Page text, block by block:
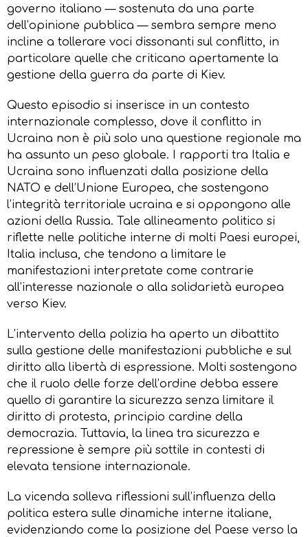
governo italiano — sostenuta da una parte
dell’opinione pubblica — sembra sempre meno
incline a tollerare voci dissonanti sul conflitto, in
particolare quelle che criticano apertamente la
gestione della guerra da parte di Kiev.
Questo episodio si inserisce in un contesto
internazionale complesso, dove il conflitto in
Ucraina non è più solo una questione regionale ma
ha assunto un peso globale. I rapporti tra Italia e
Ucraina sono influenzati dalla posizione della
NATO e dell’Unione Europea, che sostengono
l’integrità territoriale ucraina e si oppongono alle
azioni della Russia. Tale allineamento politico si
riflette nelle politiche interne di molti Paesi europei,
Italia inclusa, che tendono a limitare le
manifestazioni interpretate come contrarie
all’interesse nazionale o alla solidarietà europea
verso Kiev.
L’intervento della polizia ha aperto un dibattito
sulla gestione delle manifestazioni pubbliche e sul
diritto alla libertà di espressione. Molti sostengono
che il ruolo delle forze dell’ordine debba essere
quello di garantire la sicurezza senza limitare il
diritto di protesta, principio cardine della
democrazia. Tuttavia, la linea tra sicurezza e
repressione è sempre più sottile in contesti di
elevata tensione internazionale.
La vicenda solleva riflessioni sull’influenza della
politica estera sulle dinamiche interne italiane,
evidenziando come la posizione del Paese verso la